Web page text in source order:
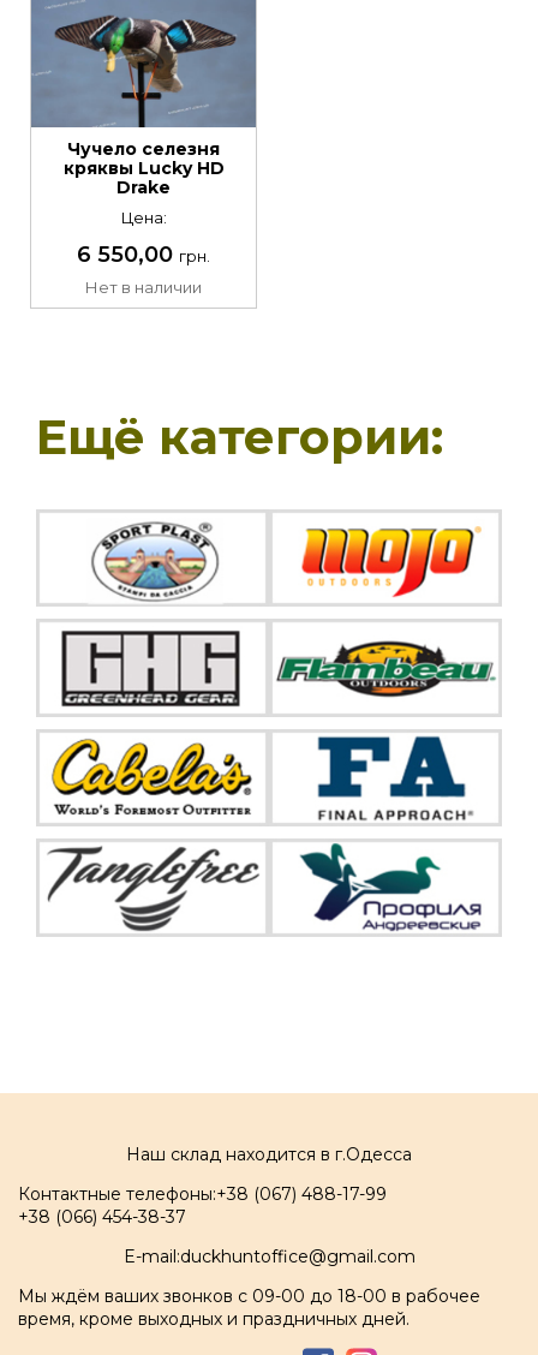
Чучело селезня
кряквы Lucky HD
Drake
Цена:
6 550,00 грн.
Нет в наличии
Ещё категории:
Наш склад находится в г.Одесса
Контактные телефоны:+38 (067) 488-17-99
+38 (066) 454-38-37
E-mail:duckhuntoffice@gmail.com
Мы ждём ваших звонков с 09-00 до 18-00 в рабочее
время, кроме выходных и праздничных дней.